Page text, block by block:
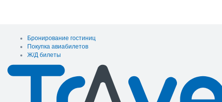
Бронирование гостиниц
Покупка авиабилетов
Ж/Д билеты